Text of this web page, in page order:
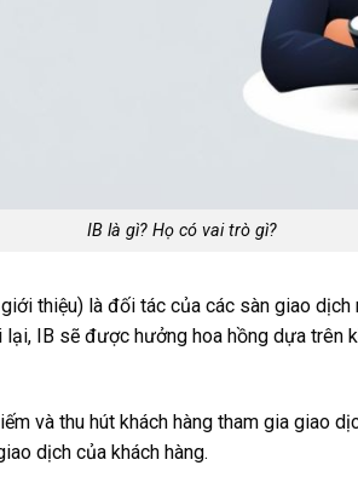
IB là gì? Họ có vai trò gì?
thiệu) là đối tác của các sàn giao
IB sẽ được hưởng hoa hồng dựa trên
và thu hút khách hàng tham gia giao
dịch của khách hàng.